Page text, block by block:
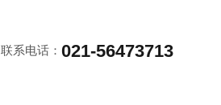
联系电话：021-56473713